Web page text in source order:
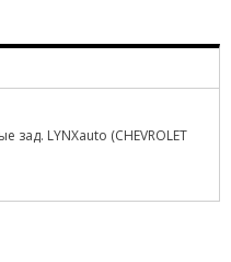
зад. LYNXauto (CHEVROLET